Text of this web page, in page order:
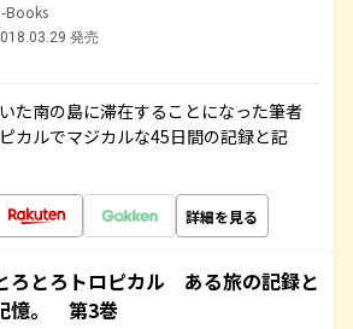
Books
発売
た南の島に滞在することになった筆者
カルでマジカルな45日間の記録と記
詳細を見る
ろとろトロピカル ある旅の記録と
憶。 第3巻